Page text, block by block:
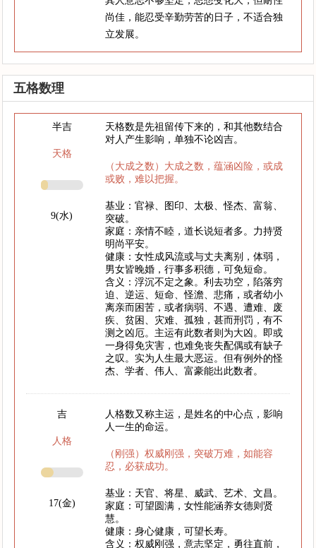
尚佳，能忍受辛勤劳苦的日子，不适合独
立发展。
五格数理
半吉
天格
9(水)
天格数是先祖留传下来的，和其他数结合
对人产生影响，单独不论凶吉。
（大成之数）大成之数，蕴涵凶险，或成
或败，难以把握。
基业：官禄、图印、太极、怪杰、富翁、
突破。
家庭：亲情不睦，道长说短者多。力持贤
明尚平安。
健康：女性成风流或与丈夫离别，体弱，
男女皆晚婚，行事多积德，可免短命。
含义：浮沉不定之象。利去功空，陷落穷
迫、逆运、短命、怪澹、悲痛，或者幼小
离亲而困苦，或者病弱、不遇、遭难、废
疾、贫困、灾难、孤独，甚而刑罚，有不
测之凶厄。主运有此数者则为大凶。即或
一身得免灾害，也难免丧失配偶或有缺子
之叹。实为人生最大恶运。但有例外的怪
杰、学者、伟人、富豪能出此数者。
吉
人格
17(金)
人格数又称主运，是姓名的中心点，影响
人一生的命运。
（刚强）权威刚强，突破万难，如能容
忍，必获成功。
基业：天官、将星、威武、艺术、文昌。
家庭：可望圆满，女性能涵养女德则贤
慧。
健康：身心健康，可望长寿。
含义：权威刚强，意志坚定，勇往直前，